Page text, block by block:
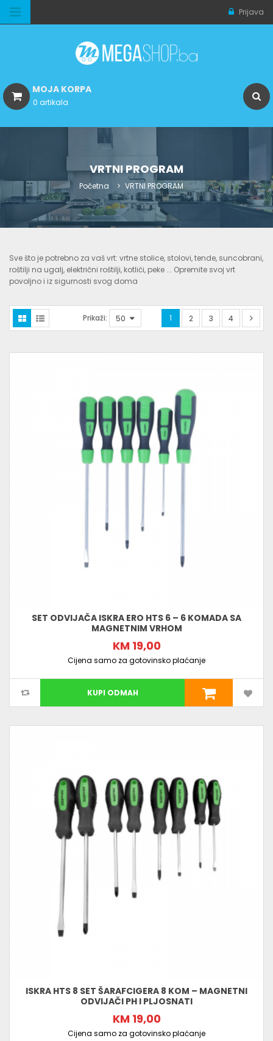
Prijava
MOJA KORPA
0 artikala
VRTNI PROGRAM
Početna VRTNI PROGRAM
Sve što je potrebno za vaš vrt: vrtne stolice, stolovi, tende, suncobrani,
roštilji na ugalj, električni roštilji, kotlići, peke ... Opremite svoj vrt
povoljno i iz sigurnosti svog doma
Prikaži: 1 2 3 4
SET ODVIJAČA ISKRA ERO HTS 6 – 6 KOMADA SA
MAGNETNIM VRHOM
KM 19,00
Cijena samo za gotovinsko plaćanje
KUPI ODMAH
ISKRA HTS 8 SET ŠARAFCIGERA 8 KOM – MAGNETNI
ODVIJAČI PH I PLJOSNATI
KM 19,00
Cijena samo za gotovinsko plaćanje